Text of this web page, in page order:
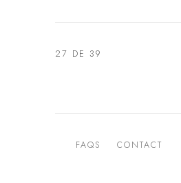
27 DE 39
FAQS CONTACT